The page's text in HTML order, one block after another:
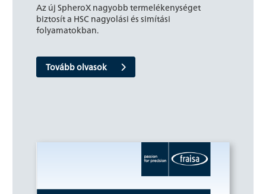
Az új SpheroX nagyobb termelékenységet
biztosít a HSC nagyolási és simítási
folyamatokban.
Tovább olvasok